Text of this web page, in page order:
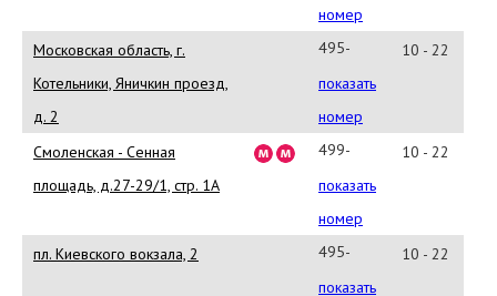
54-
42
номер
Московская область, г.
Котельники, Яничкин проезд,
д. 2
495-
221-
73-
81
показать
номер
10 - 22
Смоленская - Сенная
площадь, д.27-29/1, стр. 1А
499-
252-
72-
92
показать
номер
10 - 22
пл. Киевского вокзала, 2
495-
229-
показать
10 - 22